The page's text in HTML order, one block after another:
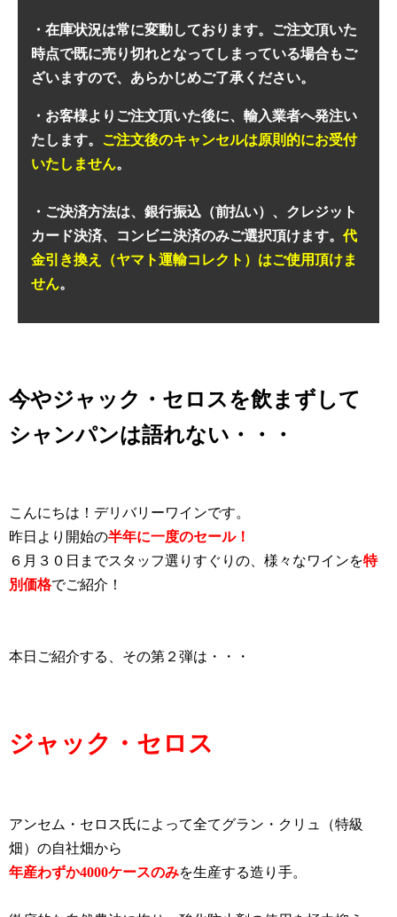
・在庫状況は常に変動しております。ご注文頂いた
時点で既に売り切れとなってしまっている場合もご
ざいますので、あらかじめご了承ください。
・お客様よりご注文頂いた後に、輸入業者へ発注い
たします。
ご注文後のキャンセルは原則的にお受付
いたしません。
・ご決済方法は、銀行振込（前払い）、クレジット
カード決済、コンビニ決済のみご選択頂けます。 代
金引き換え（ヤマト運輸コレクト）はご使用頂けま
せん。
今やジャック・セロスを飲まずして
シャンパンは語れない・・・
こんにちは！デリバリーワインです。
昨日より開始の半年に一度のセール！
６月３０日までスタッフ選りすぐりの、様々なワインを特
別価格でご紹介！
本日ご紹介する、その第２弾は・・・
ジャック・セロス
アンセム・セロス氏によって全てグラン・クリュ（特級
畑）の自社畑から
年産わずか4000ケースのみを生産する造り手。